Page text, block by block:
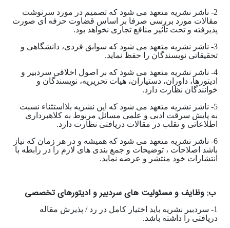
2- ناشر نشریه متعهد می شود که تصمیم در مورد سرنوشت
مقالات مورد بررسی صرفا بر اساس قضاوت حرفه ای صورت
پذیرفته و تحت تأثیر منافع تجاری نخواهد بود.
3- ناشر نشریه متعهد می شود که سوابق فردی، دانشگاهی و
تحقیقاتی نویسندگان را حفظ نماید.
4- ناشر نشریه متعهد می شود که بر اصول اخلاقی سردبیر و
ادیتورها، داوران، دستیاران، هیات تحریریه، نویسندگان و
خوانندگان نظارت دارد.
5- ناشر نشریه متعهد می شود که این نشریه بلااستثناء نسبت
به پایش سرقت ادبی و علمی مسائل مربوط به کلاهبرداری
اطلاعاتی و تقلب در مقالات دریافتی نظارت دارد.
6- ناشر نشریه متعهد می شود که همیشه و در هر زمان که نیاز
باشد اصلاحات ، توضیحات و جمع بندی های لازم را در رابطه با
انتشارات خود منتشر و عرضه نماید.
ب: وظایف و مسئولیت های سردبیر و ادیتورهای تخصصی
1- سردبیر نشریه باید اختیار کامل در رد / پذیرش مقاله
دریافتی را داشته باشد.